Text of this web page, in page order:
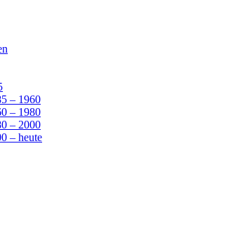
– 1960
– 1980
– 2000
– heute